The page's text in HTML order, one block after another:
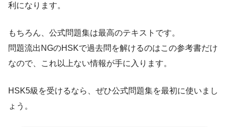
利になります。
もちろん、公式問題集は最高のテキストです。
問題流出NGのHSKで過去問を解けるのはこの参考書だけ
なので、これ以上ない情報が手に入ります。
HSK5級を受けるなら、ぜひ公式問題集を最初に使いまし
ょう。